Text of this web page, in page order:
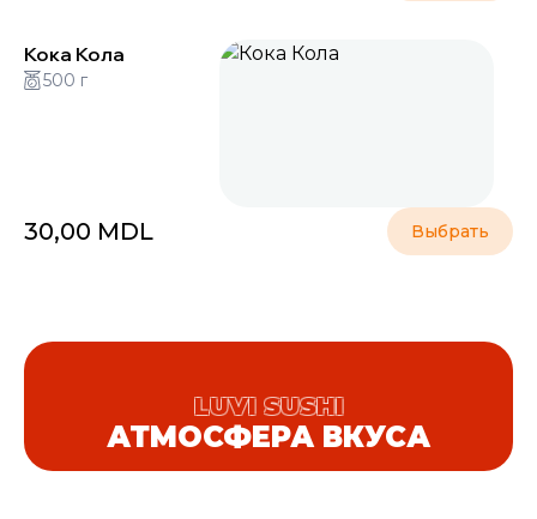
Кока Кола
500 г
30,00 MDL Выбрать
LUVI SUSHI
АТМОСФЕРА ВКУСА